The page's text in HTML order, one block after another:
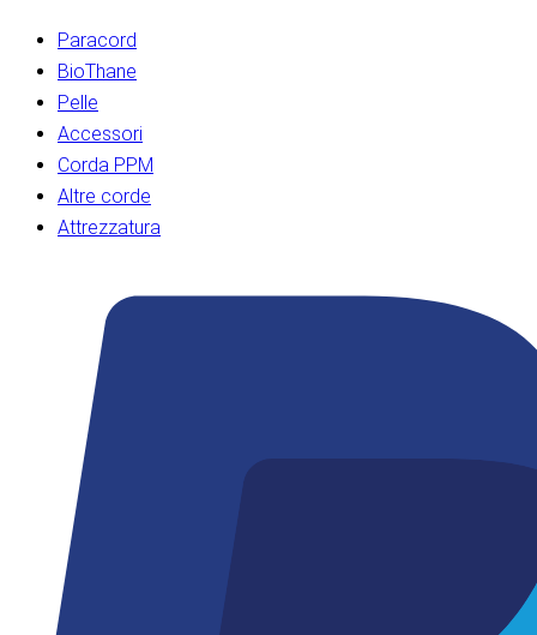
Paracord
BioThane
Pelle
Accessori
Corda PPM
Altre corde
Attrezzatura